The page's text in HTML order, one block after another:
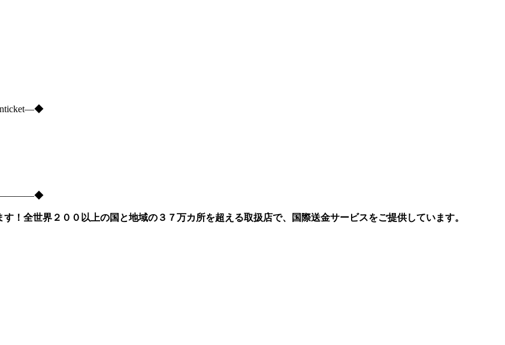
！全世界２００以上の国と地域の３７万カ所を超える取扱店で、国際送金サービスをご提供しています。